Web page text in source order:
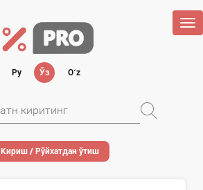
Ру Ўз Oʻz
Кириш / Рўйхатдан ўтиш